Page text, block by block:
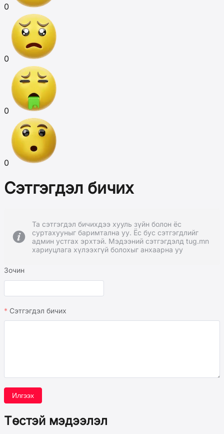
0
0
0
0
Сэтгэгдэл бичих
Та сэтгэгдэл бичихдээ хууль зүйн болон ёс
суртахууныг баримтална уу. Ёс бус сэтгэгдлийг
админ устгах эрхтэй. Мэдээний сэтгэгдэлд tug.mn
хариуцлага хүлээхгүй болохыг анхаарна уу
Зочин
Сэтгэгдэл бичих
Илгээх
Төстэй мэдээлэл